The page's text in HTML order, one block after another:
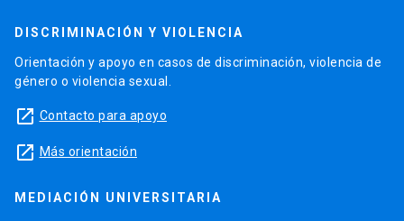
DISCRIMINACIÓN Y VIOLENCIA
Orientación y apoyo en casos de discriminación, violencia de
género o violencia sexual.
launch Contacto para apoyo
launch Más orientación
MEDIACIÓN UNIVERSITARIA